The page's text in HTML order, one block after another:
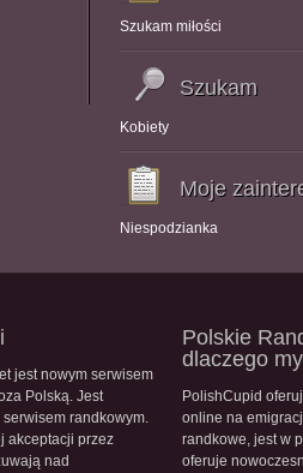
Szukam miłości
Szukam
Kobiety
Moje
Niespodzianka
jest nowym serwisem
Polską. Jest
randkowym.
akceptacji przez
nad
Polskie
dlaczego
PolishCupid
online na
randkowe, jest w
oferuje